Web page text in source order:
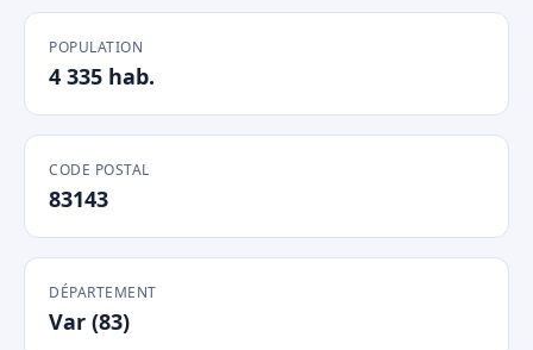
POPULATION
4 335 hab.
CODE POSTAL
83143
DÉPARTEMENT
Var (83)